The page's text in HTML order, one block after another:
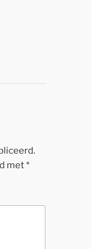
met*